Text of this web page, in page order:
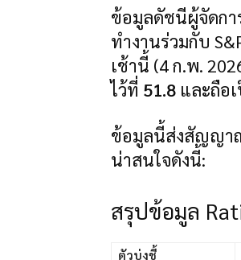
ข้อมูลดัชนีผู้จัดกา
ทำงานร่วมกับ
เช้านี้ (4 ก.พ.
ไว้ที่ 51.8 และถือ
ข้อมูลนี้ส่งสัญญาณ
น่าสนใจดังนี้:
สรุปข้อมูล
ตัวบ่งชี้